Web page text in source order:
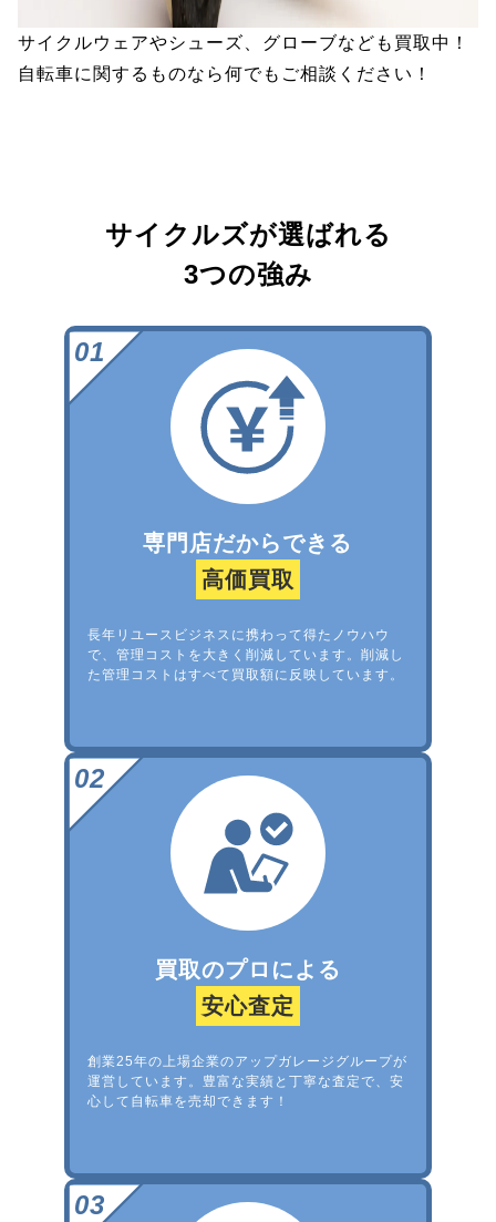
サイクルウェアやシューズ、グローブなども買取中！
自転車に関するものなら何でもご相談ください！
サイクルズが選ばれる
3つの強み
専門店だからできる
高価買取
長年リユースビジネスに携わって得たノウハウ
で、管理コストを大きく削減しています。削減し
た管理コストはすべて買取額に反映しています。
買取のプロによる
安心査定
創業25年の上場企業のアップガレージグループが
運営しています。豊富な実績と丁寧な査定で、安
心して自転車を売却できます！